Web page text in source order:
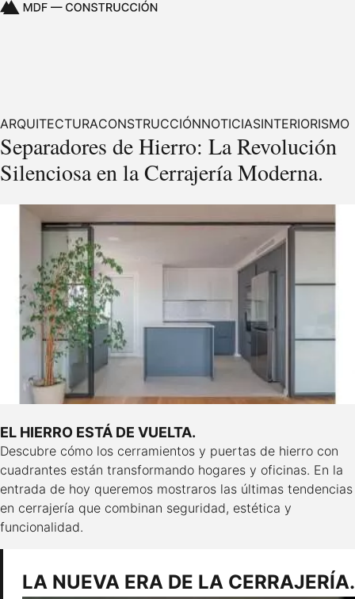
ARQUITECTURACONSTRUCCIÓNNOTICIASINTERIORISMO
Separadores de Hierro: La Revolución
Silenciosa en la Cerrajería Moderna.
EL HIERRO ESTÁ DE VUELTA.
Descubre cómo los cerramientos y puertas de hierro con
cuadrantes están transformando hogares y oficinas. En la
entrada de hoy queremos mostraros las últimas tendencias
en cerrajería que combinan seguridad, estética y
funcionalidad.
LA NUEVA ERA DE LA CERRAJERÍA.